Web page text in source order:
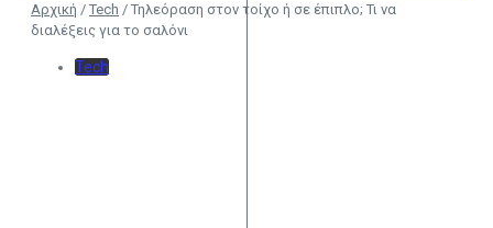
Αρχική / Tech / Τηλεόραση στον τοίχο ή σε έπιπλο; Τι να
διαλέξεις για το σαλόνι
Tech